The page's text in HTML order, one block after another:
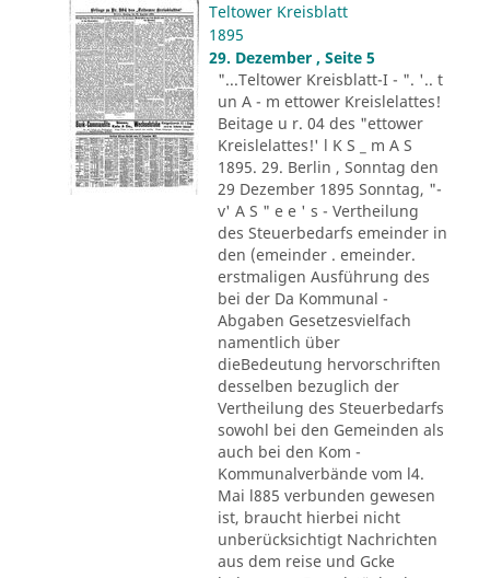
Teltower Kreisblatt
1895
29. Dezember , Seite 5
"...Teltower Kreisblatt-I - ". '.. t
un A - m ettower Kreislelattes!
Beitage u r. 04 des "ettower
Kreislelattes!' l K S _ m A S
1895. 29. Berlin , Sonntag den
29 Dezember 1895 Sonntag, "-
v' A S " e e ' s - Vertheilung
des Steuerbedarfs emeinder in
den (emeinder . emeinder.
erstmaligen Ausführung des
bei der Da Kommunal -
Abgaben Gesetzesvielfach
namentlich über
dieBedeutung hervorschriften
desselben bezuglich der
Vertheilung des Steuerbedarfs
sowohl bei den Gemeinden als
auch bei den Kom -
Kommunalverbände vom l4.
Mai l885 verbunden gewesen
ist, braucht hierbei nicht
unberücksichtigt Nachrichten
aus dem reise und Gcke